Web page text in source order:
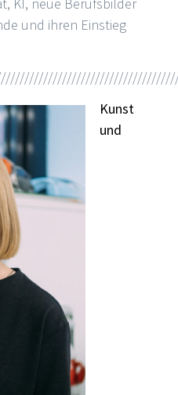
KI, neue Berufsbilder
und ihren Einstieg
Kunst
und